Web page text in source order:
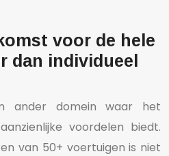
voor de hele
dan individueel
ander domein waar het
voordelen biedt.
van 50+ voertuigen is niet